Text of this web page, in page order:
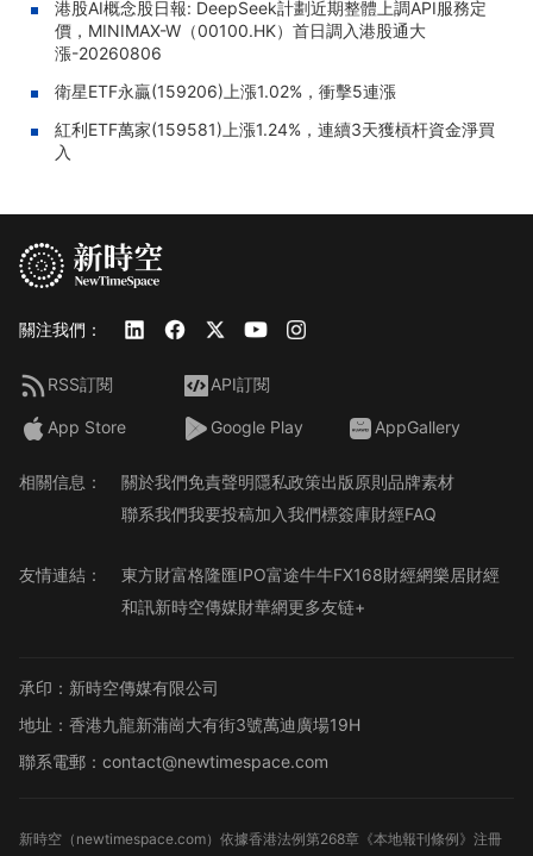
港股AI概念股日報: DeepSeek計劃近期整體上調API服務定
價，MINIMAX-W（00100.HK）首日調入港股通大
漲-20260806
衛星ETF永贏(159206)上漲1.02%，衝擊5連漲
紅利ETF萬家(159581)上漲1.24%，連續3天獲槓杆資金淨買
入
關注我們：
RSS訂閱 API訂閱
App Store Google Play AppGallery
相關信息： 關於我們免責聲明隱私政策出版原則品牌素材
聯系我們我要投稿加入我們標簽庫財經FAQ
友情連結： 東方財富格隆匯IPO富途牛牛FX168財經網樂居財經
和訊新時空傳媒財華網更多友链+
承印：新時空傳媒有限公司
地址：香港九龍新蒲崗大有街3號萬迪廣場19H
聯系電郵：contact@newtimespace.com
新時空（ newtimespace.com）依據香港法例第268章《本地報刊條例》注冊